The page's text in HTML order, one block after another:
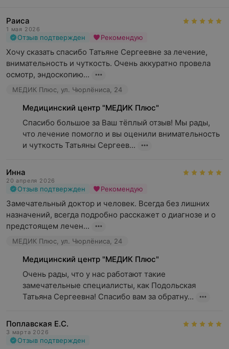
Раиса
1 мая 2026
Отзыв подтвержден Рекомендую
Хочу сказать спасибо Татьяне Сергеевне за лечение,
внимательность и чуткость. Очень аккуратно провела
осмотр, эндоскопию...
МЕДИК Плюс, ул. Чюрлёниса, 24
Медицинский центр "МЕДИК Плюс"
Спасибо большое за Ваш тёплый отзыв! Мы рады,
что лечение помогло и вы оценили внимательность
и чуткость Татьяны Сергеев...
Инна
20 апреля 2026
Отзыв подтвержден Рекомендую
Замечательный доктор и человек. Всегда без лишних
назначений, всегда подробно расскажет о диагнозе и о
предстоящем лечен...
МЕДИК Плюс, ул. Чюрлёниса, 24
Медицинский центр "МЕДИК Плюс"
Очень рады, что у нас работают такие
замечательные специалисты, как Подольская
Татьяна Сергеевна! Спасибо вам за обратну...
Поплавская Е.С.
3 марта 2026
Отзыв подтвержден